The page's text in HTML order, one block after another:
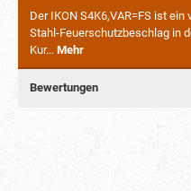
Der IKON S4K6,VAR=FS ist
Stahl-Feuerschutzbeschlag in
Kur… Mehr
Bewertungen